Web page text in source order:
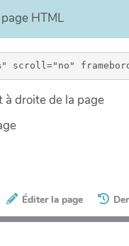
HTML
droite de la page
Éditer la page